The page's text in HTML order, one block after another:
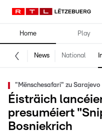
Home Play
News National
"Mënschesafari" zu Sarajevo
Éisträich
presuméiert
Bosniekrich